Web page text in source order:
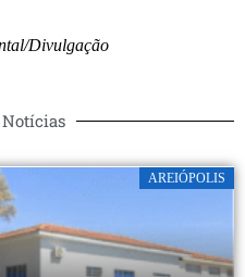
Divulgação
AREIÓPOLIS